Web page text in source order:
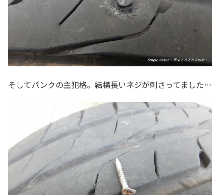
そしてパンクの主犯格。結構長いネジが刺さってました…